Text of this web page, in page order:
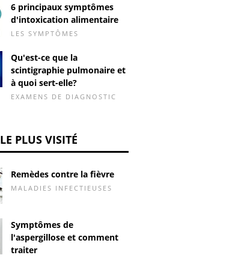
6 principaux symptômes
d'intoxication alimentaire
LES SYMPTÔMES
Qu'est-ce que la
scintigraphie pulmonaire et
à quoi sert-elle?
EXAMENS DE DIAGNOSTIC
LE PLUS VISITÉ
Remèdes contre la fièvre
MALADIES INFECTIEUSES
Symptômes de
l'aspergillose et comment
traiter